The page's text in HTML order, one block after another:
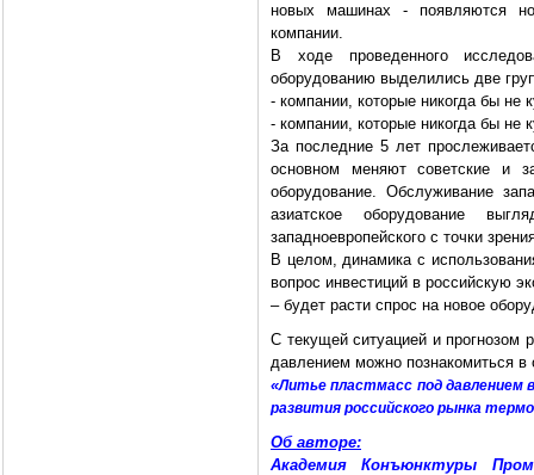
новых машинах - появляются
компании.
В ходе проведенного
оборудованию выделились две
- компании, которые никогда бы не
- компании, которые никогда бы не
За последние 5 лет
основном меняют советские и
оборудование. Обслуживание
азиатское оборудование
западноевропейского с точки
В целом, динамика с
вопрос инвестиций в российскую
– будет расти спрос на новое
C текущей ситуацией и прогнозом
давлением можно познакомиться
«Литье пластмасс под давлением
развития российского рынка
Об авторе:
Академия Конъюнктуры